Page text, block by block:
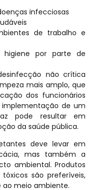
infecciosas
de trabalho e
higiene por parte de
não crítica
mais amplo, que
dos funcionários
de um
pode resultar em
da saúde pública.
deve levar em
mas também a
ambiental. Produtos
são preferíveis,
ao meio ambiente.